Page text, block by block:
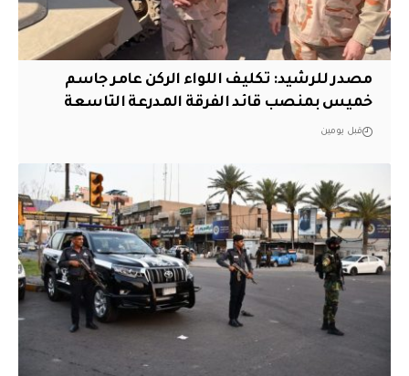
مصدر للرشيد: تكليف اللواء الركن عامر جاسم
خميس بمنصب قائد الفرقة المدرعة التاسعة
قبل يومين